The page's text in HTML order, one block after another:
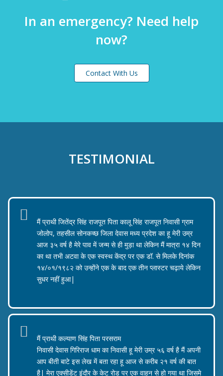
In an emergency? Need help
now?
Contact With Us
TESTIMONIAL
मैं प्राथी जितेंद्र सिंह राजपूत पिता कालू सिंह राजपूत निवासी ग्राम
जोलोप, तहसील सोनकच्छ जिला देवास मध्य प्रदेश का हू मेरी उम्र
आज ३५ वर्ष है मेरे पाव में जन्म से ही मुड़ा था लेकिन मैं मात्रा १४ दिन
का था तभी अटवा के एक स्वस्थ केंद्र पर एक डॉ. से मिलके दिनांक
१४/०१/१९८२ को उन्होंने एक के बाद एक तीन प्लास्टर चढ़ाये लेकिन
सुधर नहीं हुआ|
मैं प्राथी कल्याण सिंह पिता परसराम
निवासी देवास गिरिराज धाम का निवासी हू मेरी उम्र ५६ वर्ष है मैं अपनी
आप बीती बाटे इस लेख में बता रहा हू आज से करीब २१ वर्ष की बात
है| मेरा एक्सीडेंट इंदौर के केट रोड पर एक वाहन से हो गया था जिसमे